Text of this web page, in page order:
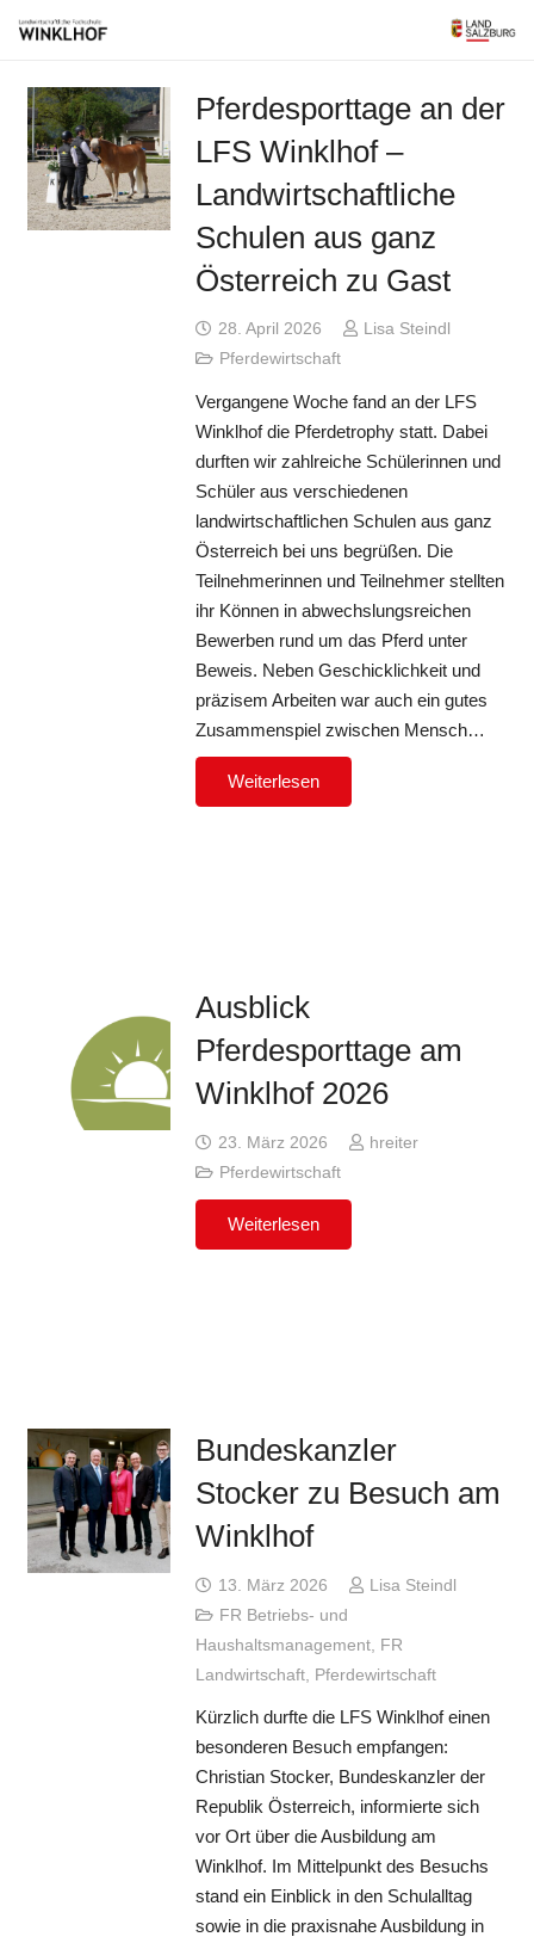
Pferdesporttage an der
LFS Winklhof –
Landwirtschaftliche
Schulen aus ganz
Österreich zu Gast
28. April 2026
Lisa Steindl
Pferdewirtschaft
Vergangene Woche fand an der LFS
Winklhof die Pferdetrophy statt. Dabei
durften wir zahlreiche Schülerinnen und
Schüler aus verschiedenen
landwirtschaftlichen Schulen aus ganz
Österreich bei uns begrüßen. Die
Teilnehmerinnen und Teilnehmer stellten
ihr Können in abwechslungsreichen
Bewerben rund um das Pferd unter
Beweis. Neben Geschicklichkeit und
präzisem Arbeiten war auch ein gutes
Zusammenspiel zwischen Mensch…
Weiterlesen
Ausblick
Pferdesporttage am
Winklhof 2026
23. März 2026
hreiter
Pferdewirtschaft
Weiterlesen
Bundeskanzler
Stocker zu Besuch am
Winklhof
13. März 2026
Lisa Steindl
FR Betriebs- und
Haushaltsmanagement, FR
Landwirtschaft, Pferdewirtschaft
Kürzlich durfte die LFS Winklhof einen
besonderen Besuch empfangen:
Christian Stocker, Bundeskanzler der
Republik Österreich, informierte sich
vor Ort über die Ausbildung am
Winklhof. Im Mittelpunkt des Besuchs
stand ein Einblick in den Schulalltag
sowie in die praxisnahe Ausbildung in